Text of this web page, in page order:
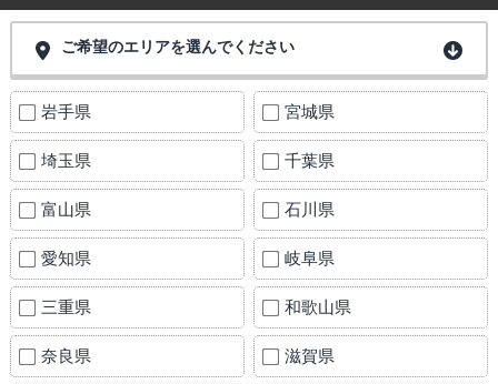
ご希望のエリアを選んでください
岩手県 宮城県
埼玉県 千葉県
富山県 石川県
愛知県 岐阜県
三重県 和歌山県
奈良県 滋賀県